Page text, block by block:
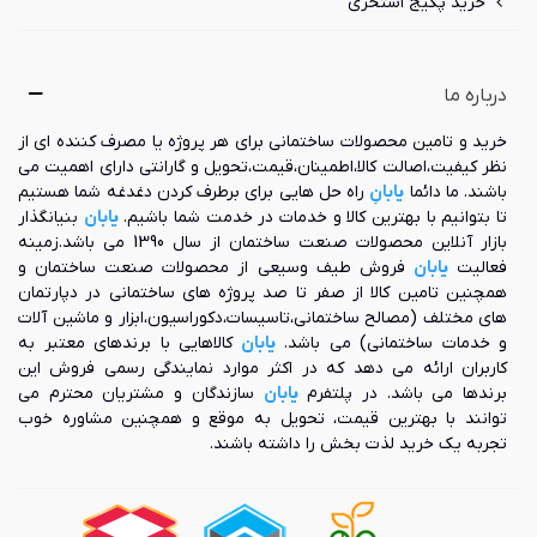
می باشند)
پمپ مجهز به لرزه‌گیر و کم مصرف
مجهز به صفحه کنترل دیجیتالی
دارای سامانه محافظ جان به جهت جلوگیری از برق گرفتگی در زمان
اتصال آب و برق
دارای ماساژورهای جانبی
دارای ابعاد متنوع و همچنین ابعاد ویژه برای حمام‌های کوچک
مجهز به شاسی تمام استیل
پانل بغل
نانوجت در قسمت تکیه‌گاه
مجهز به شیرآلات ایتالیایی با روکش کروم و طلایی
دارای پنج سال گارانتی
آپشن های جکوزی پرشین
استاندارد
باشد که در ادامه به این آپشن ها اشاره شده است:
درباره ما
خرید و تامین محصولات ساختمانی برای هر پروژه یا مصرف کننده ای از
نظر کیفیت،اصالت کالا،اطمینان،قیمت،تحویل و گارانتی دارای اهمیت می
باشند. ما دائما یابانِ راه حل هایی برای برطرف کردن دغدغه شما هستیم
تا بتوانیم با بهترین کالا و خدمات در خدمت شما باشیم.یابان بنیانگذار
بازار آنلاین محصولات صنعت ساختمان از سال 1390 می باشد.زمینه
فعالیتیابان فروش طیف وسیعی از محصولات صنعت ساختمان و
همچنین تامین کالا از صفر تا صد پروژه های ساختمانی در دپارتمان
های مختلف (مصالح ساختمانی،تاسیسات،دکوراسیون،ابزار و ماشین آلات
و خدمات ساختمانی) می باشد.یابان کالاهایی با برندهای معتبر به
کاربران ارائه می دهد که در اکثر موارد نمایندگی رسمی فروش این
برندها می باشد. در پلتفرمیابان سازندگان و مشتریان محترم می
توانند با بهترین قیمت، تحویل به موقع و همچنین مشاوره خوب
تجربه یک خرید لذت بخش را داشته باشند.